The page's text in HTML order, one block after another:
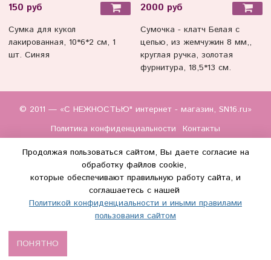
150 руб
Сумка для кукол
лакированная, 10*6*2 см, 1
шт. Синяя
2000 руб
Сумочка - клатч Белая с
цепью, из жемчужин 8 мм,,
круглая ручка, золотая
фурнитура, 18,5*13 см.
© 2011 — «С НЕЖНОСТЬЮ" интернет - магазин, SN16.ru»
Политика конфиденциальности
Контакты
(WhatsApp и Макс) +7 (917) 895-85-60
Продолжая пользоваться сайтом, Вы даете согласие на
обработку файлов cookie,
которые обеспечивают правильную работу сайта, и
соглашаетесь с нашей
Политикой конфиденциальности и иными правилами
пользования сайтом
ПОНЯТНО